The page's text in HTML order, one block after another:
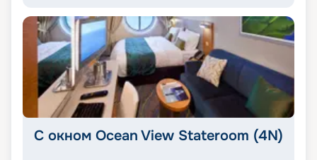
С окном Ocean View Stateroom (4N)